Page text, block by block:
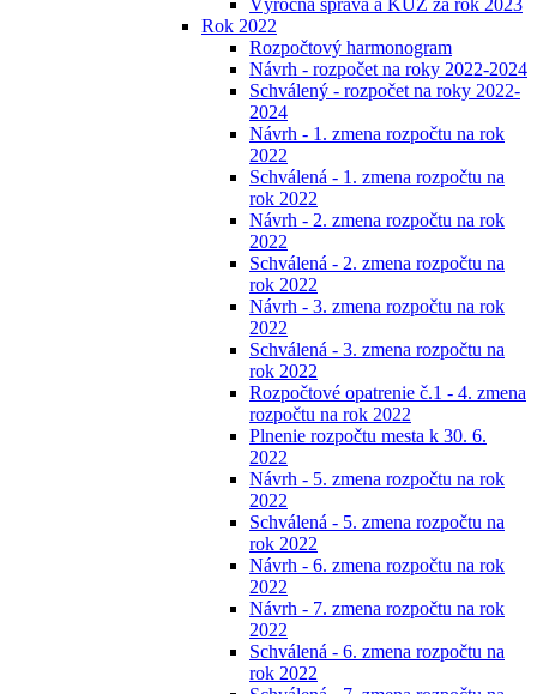
Výročná správa a KÚZ za rok 2023
Rok 2022
Rozpočtový harmonogram
Návrh - rozpočet na roky 2022-2024
Schválený - rozpočet na roky 2022-
2024
Návrh - 1. zmena rozpočtu na rok
2022
Schválená - 1. zmena rozpočtu na
rok 2022
Návrh - 2. zmena rozpočtu na rok
2022
Schválená - 2. zmena rozpočtu na
rok 2022
Návrh - 3. zmena rozpočtu na rok
2022
Schválená - 3. zmena rozpočtu na
rok 2022
Rozpočtové opatrenie č.1 - 4. zmena
rozpočtu na rok 2022
Plnenie rozpočtu mesta k 30. 6.
2022
Návrh - 5. zmena rozpočtu na rok
2022
Schválená - 5. zmena rozpočtu na
rok 2022
Návrh - 6. zmena rozpočtu na rok
2022
Návrh - 7. zmena rozpočtu na rok
2022
Schválená - 6. zmena rozpočtu na
rok 2022